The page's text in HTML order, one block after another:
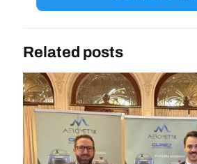
Related posts